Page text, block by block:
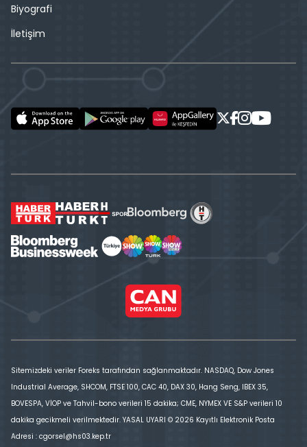
Biyografi
İletişim
Sitemizdeki veriler Foreks tarafından sağlanmaktadır. NASDAQ, Dow Jones
Industrial Average, SHCOM, FTSE 100, CAC 40, DAX 30, Hang Seng, IBEX 35,
BOVESPA, VİOP ve Tahvil-bono verileri 15 dakika; CME, NYMEX VE S&P verileri 10
dakika gecikmeli verilmektedir. YASAL UYARI © 2026 Kayıtlı Elektronik Posta
Adresi : cgorsel@hs03.kep.tr